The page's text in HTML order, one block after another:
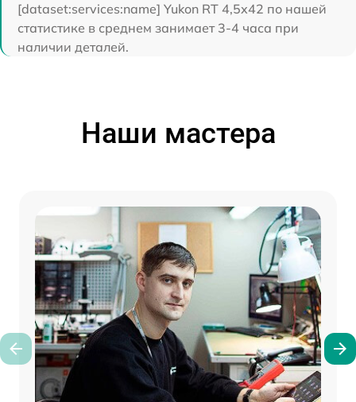
[dataset:services:name] Yukon RT 4,5х42 по нашей
статистике в среднем занимает 3-4 часа при
наличии деталей.
Наши мастера